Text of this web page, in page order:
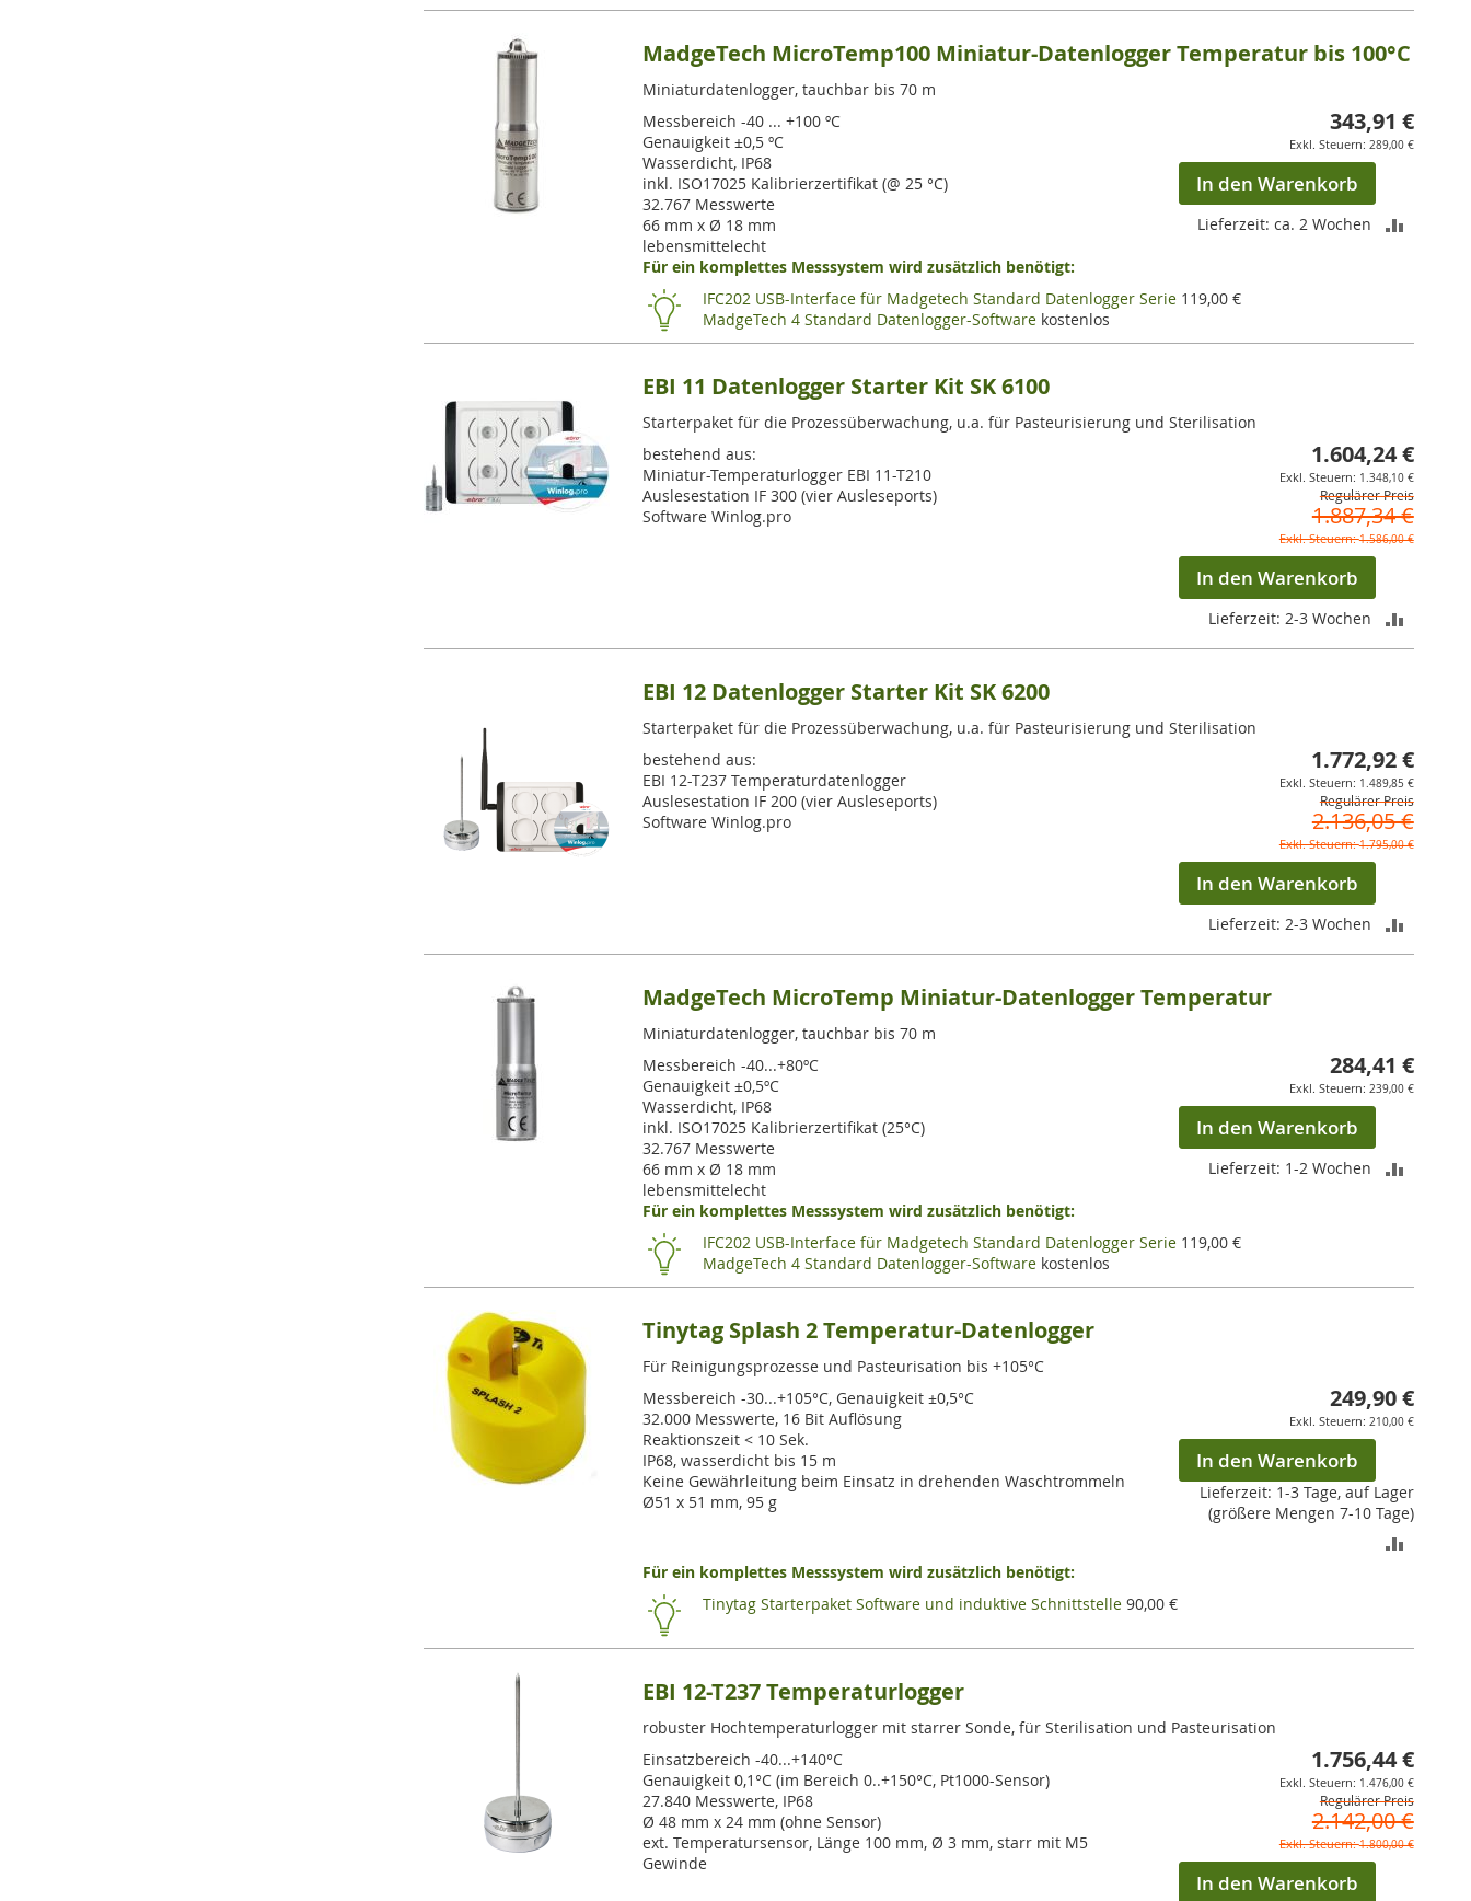
MadgeTech MicroTemp100 Miniatur-Datenlogger Temperatur bis 100°C
Miniaturdatenlogger, tauchbar bis 70 m
Messbereich -40 ... +100 ºC
Genauigkeit ±0,5 ºC
Wasserdicht, IP68
inkl. ISO17025 Kalibrierzertifikat (@ 25 °C)
32.767 Messwerte
66 mm x Ø 18 mm
lebensmittelecht
343,91 €
289,00 €
In den Warenkorb
Lieferzeit: ca. 2 Wochen
Für ein komplettes Messsystem wird zusätzlich benötigt:
IFC202 USB-Interface für Madgetech Standard Datenlogger Serie 119,00 €
MadgeTech 4 Standard Datenlogger-Software kostenlos
EBI 11 Datenlogger Starter Kit SK 6100
Starterpaket für die Prozessüberwachung, u.a. für Pasteurisierung und Sterilisation
bestehend aus:
Miniatur-Temperaturlogger EBI 11-T210
Auslesestation IF 300 (vier Ausleseports)
Software Winlog.pro
1.604,24 €
1.348,10 €
Regulärer Preis
1.887,34 €
1.586,00 €
In den Warenkorb
Lieferzeit: 2-3 Wochen
EBI 12 Datenlogger Starter Kit SK 6200
Starterpaket für die Prozessüberwachung, u.a. für Pasteurisierung und Sterilisation
bestehend aus:
EBI 12-T237 Temperaturdatenlogger
Auslesestation IF 200 (vier Ausleseports)
Software Winlog.pro
1.772,92 €
1.489,85 €
Regulärer Preis
2.136,05 €
1.795,00 €
In den Warenkorb
Lieferzeit: 2-3 Wochen
MadgeTech MicroTemp Miniatur-Datenlogger Temperatur
Miniaturdatenlogger, tauchbar bis 70 m
Messbereich -40...+80ºC
Genauigkeit ±0,5ºC
Wasserdicht, IP68
inkl. ISO17025 Kalibrierzertifikat (25°C)
32.767 Messwerte
66 mm x Ø 18 mm
lebensmittelecht
284,41 €
239,00 €
In den Warenkorb
Lieferzeit: 1-2 Wochen
Für ein komplettes Messsystem wird zusätzlich benötigt:
IFC202 USB-Interface für Madgetech Standard Datenlogger Serie 119,00 €
MadgeTech 4 Standard Datenlogger-Software kostenlos
Tinytag Splash 2 Temperatur-Datenlogger
Für Reinigungsprozesse und Pasteurisation bis +105°C
Messbereich -30...+105°C, Genauigkeit ±0,5°C
32.000 Messwerte, 16 Bit Auflösung
Reaktionszeit < 10 Sek.
IP68, wasserdicht bis 15 m
Keine Gewährleitung beim Einsatz in drehenden Waschtrommeln
Ø51 x 51 mm, 95 g
249,90 €
210,00 €
In den Warenkorb
Lieferzeit: 1-3 Tage, auf Lager
(größere Mengen 7-10 Tage)
Für ein komplettes Messsystem wird zusätzlich benötigt:
Tinytag Starterpaket Software und induktive Schnittstelle 90,00 €
EBI 12-T237 Temperaturlogger
robuster Hochtemperaturlogger mit starrer Sonde, für Sterilisation und Pasteurisation
Einsatzbereich -40...+140°C
Genauigkeit 0,1°C (im Bereich 0..+150°C, Pt1000-Sensor)
27.840 Messwerte, IP68
Ø 48 mm x 24 mm (ohne Sensor)
ext. Temperatursensor, Länge 100 mm, Ø 3 mm, starr mit M5
Gewinde
1.756,44 €
1.476,00 €
Regulärer Preis
2.142,00 €
1.800,00 €
In den Warenkorb